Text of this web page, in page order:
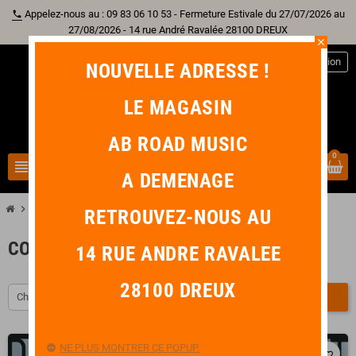
phone Appelez-nous au : 09 83 06 10 53 - Fermeture Estivale du 27/07/2026 au
27/08/2026 - 14 rue André Ravalée 28100 DREUX
view_headline
Connexion
0
chevron_right Autre Instrumentchevron_right Violon chevron_right Corde Violon
CORDE VIOLON
Choisir
close
NOUVELLE ADRESSE !
LE MAGASIN
AB ROAD MUSIC
A DEMENAGE
RETROUVEZ-NOUS AU
14 RUE ANDRE RAVALEE
28100 DREUX
NE PLUS MONTRER CE POPUP.